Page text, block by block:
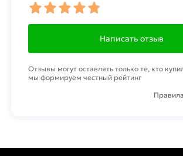
Написать отзыв
Отзывы могут оставлять только те, кто
мы формируем честный рейтинг